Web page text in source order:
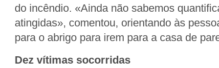
do incêndio. «Ainda não sabemos
atingidas», comentou, orientando às
para o abrigo para irem para a casa de
Dez vítimas socorridas